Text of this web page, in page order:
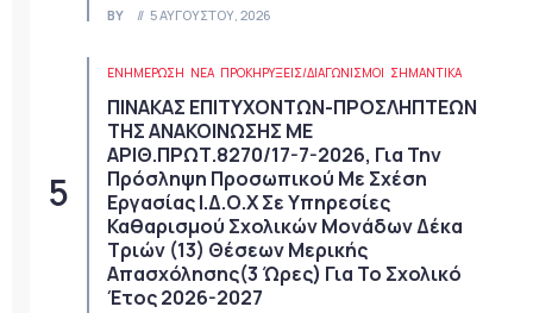
BY 5 ΑΥΓΟΎΣΤΟΥ, 2026
ΕΝΗΜΕΡΩΣΗ ΝΈΑ ΠΡΟΚΗΡΎΞΕΙΣ/ΔΙΑΓΩΝΙΣΜΟΊ ΣΗΜΑΝΤΙΚΆ
ΠΙΝΑΚΑΣ ΕΠΙΤΥΧΟΝΤΩΝ-ΠΡΟΣΛΗΠΤΕΩΝ
ΤΗΣ ΑΝΑΚΟΙΝΩΣΗΣ ΜΕ
ΑΡΙΘ.ΠΡΩΤ.8270/17-7-2026, Για Την
Πρόσληψη Προσωπικού Με Σχέση
Εργασίας Ι.Δ.Ο.Χ Σε Υπηρεσίες
Καθαρισμού Σχολικών Μονάδων Δέκα
Τριών (13) Θέσεων Μερικής
Απασχόλησης(3 Ώρες) Για Το Σχολικό
Έτος 2026-2027